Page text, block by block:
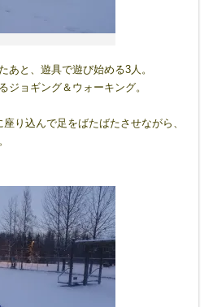
あと、遊具で遊び始める3人。
ジョギング＆ウォーキング。
り込んで足をばたばたさせながら、